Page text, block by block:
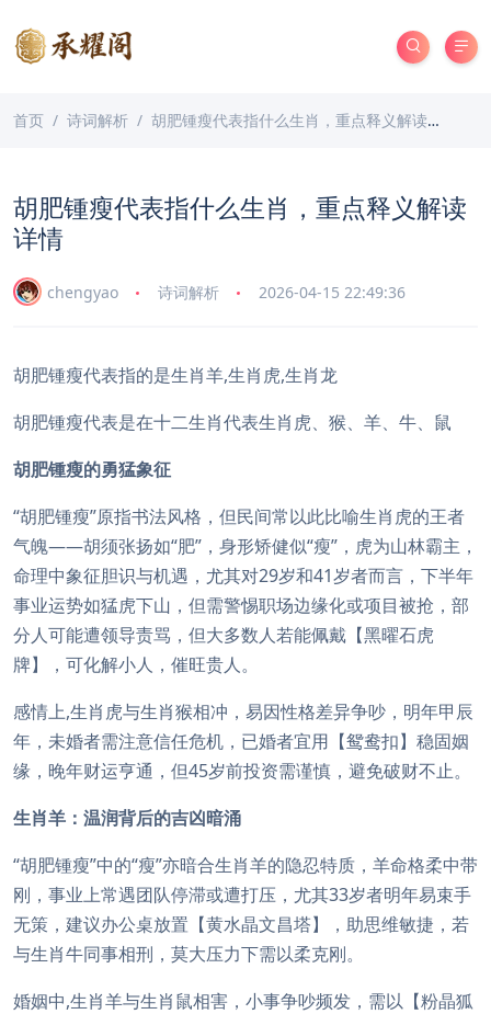
首页 诗词解析 胡肥锺瘦代表指什么生肖，重点释义解读详情
胡肥锺瘦代表指什么生肖，重点释义解读
详情
chengyao 诗词解析 2026-04-15 22:49:36
胡肥锺瘦代表指的是生肖羊,生肖虎,生肖龙
胡肥锺瘦代表是在十二生肖代表生肖虎、猴、羊、牛、鼠
胡肥锺瘦的勇猛象征
“胡肥锺瘦”原指书法风格，但民间常以此比喻生肖虎的王者
气魄——胡须张扬如“肥”，身形矫健似“瘦”，虎为山林霸主，
命理中象征胆识与机遇，尤其对29岁和41岁者而言，下半年
事业运势如猛虎下山，但需警惕职场边缘化或项目被抢，部
分人可能遭领导责骂，但大多数人若能佩戴【黑曜石虎
牌】，可化解小人，催旺贵人。
感情上,生肖虎与生肖猴相冲，易因性格差异争吵，明年甲辰
年，未婚者需注意信任危机，已婚者宜用【鸳鸯扣】稳固姻
缘，晚年财运亨通，但45岁前投资需谨慎，避免破财不止。
生肖羊：温润背后的吉凶暗涌
“胡肥锺瘦”中的“瘦”亦暗合生肖羊的隐忍特质，羊命格柔中带
刚，事业上常遇团队停滞或遭打压，尤其33岁者明年易束手
无策，建议办公桌放置【黄水晶文昌塔】，助思维敏捷，若
与生肖牛同事相刑，莫大压力下需以柔克刚。
婚姻中,生肖羊与生肖鼠相害，小事争吵频发，需以【粉晶狐